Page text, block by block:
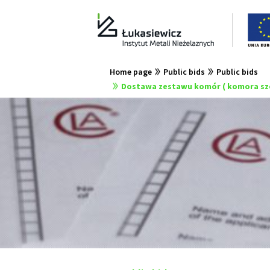
Home page Public bids
Public bids
Dostawa zestawu komór ( komora